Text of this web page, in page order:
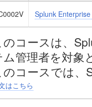
正規化する方法
を学習します。
た、複数のソー
、および共有し
Splunk
のコースは、
ム管理者を対象
のコースでは、
ー、サーチヘッ
のコア
はこちら